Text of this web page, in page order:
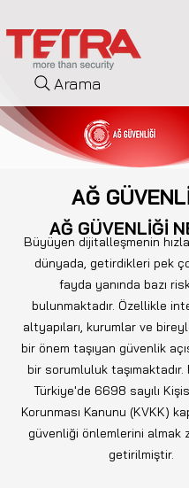
Arama
AĞ
Büyüyen dijitalleşmenin
dünyada, getirdikleri pek
fayda yanında bazı
bulunmaktadır. Özellikle
altyapıları, kurumlar ve
bir önem taşıyan güvenlik
bir sorumluluk
Türkiye'de 6698 sayılı
Korunması Kanunu (KVKK)
güvenliği önlemlerini almak
getirilmiştir.
AĞ GÜVENLİĞİ